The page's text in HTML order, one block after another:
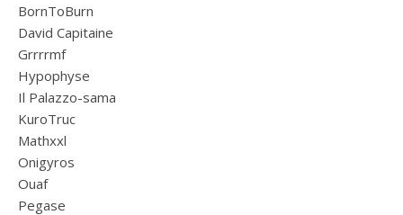
BornToBurn
David Capitaine
Grrrrmf
Hypophyse
Il Palazzo-sama
KuroTruc
Mathxxl
Onigyros
Ouaf
Pegase